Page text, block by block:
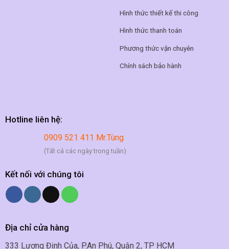
Hình thức thiết kế thi công
Hình thức thanh toán
Phương thức vận chuyên
Chính sách bảo hành
Hotline liên hệ:
0909 521 411 Mr.Tùng
(Tất cả các ngày trong tuần)
Kết nối với chúng tôi
Địa chỉ cửa hàng
333 Lương Định Của, P.An Phú, Quận 2, TP HCM